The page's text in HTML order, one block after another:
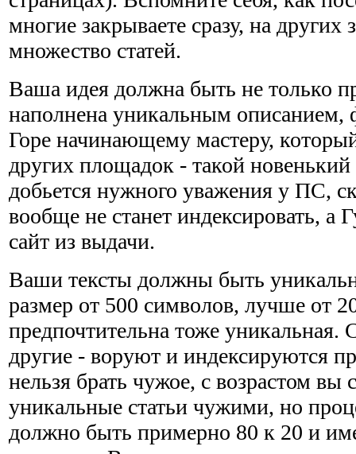
многие закрываете сразу, на других
множество статей.
Ваша идея должна быть не только
наполнена уникальным описанием,
Горе начинающему мастеру,
других площадок - такой новенький
добьется нужного уважения у ПС,
вообще не станет индексировать, а
сайт из выдачи.
Ваши тексты должны быть
размер от 500 символов, лучше от
предпочтительна тоже уникальная.
другие - воруют и индексируются
нельзя брать чужое, с возрастом вы
уникальные статьи чужими, но
должно быть примерно 80 к 20 и